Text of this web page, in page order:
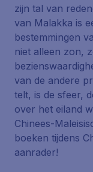
zijn tal van
van Malakka is
bestemmingen
niet alleen zon,
van de andere
telt, is de sfeer,
over het eiland
Chinees-
boeken tijdens
aanrader!